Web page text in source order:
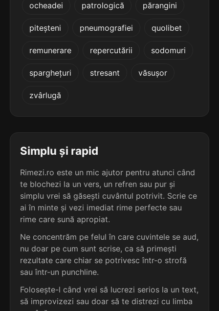
rebobinarea
5 sil.
terminație: narea
tărăgănarea
5
asasinarea
5
5 sil.
terminație: narea
terminație: narea
asezonarea
5
terminație: onarea
ocheadei patrologică părangini
piteșteni pneumografiei quolibet
remunerare repercutării sodomuri
sparghețuri stresant văsușor
zvârlugă
Simplu și rapid
Rimezi.ro este un mic ajutor pentru atunci când
te blochezi la un vers, un refren sau pur și
simplu vrei să găsești cuvântul potrivit. Scrie ce
ai în minte și vezi imediat rime perfecte sau
rime care sună apropiat.
Ne concentrăm pe felul în care cuvintele se aud,
nu doar pe cum sunt scrise, ca să primești
rezultate care chiar se potrivesc într-o strofă
sau într-un punchline.
Folosește-l când vrei să lucrezi serios la un text,
să improvizezi sau doar să te distrezi cu limba